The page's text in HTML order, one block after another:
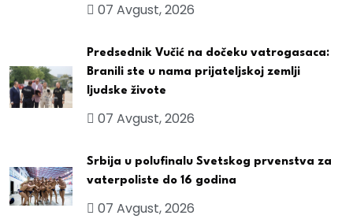
07 Avgust, 2026
Predsednik Vučić na dočeku vatrogasaca:
Branili ste u nama prijateljskoj zemlji
ljudske živote
07 Avgust, 2026
Srbija u polufinalu Svetskog prvenstva za
vaterpoliste do 16 godina
07 Avgust, 2026